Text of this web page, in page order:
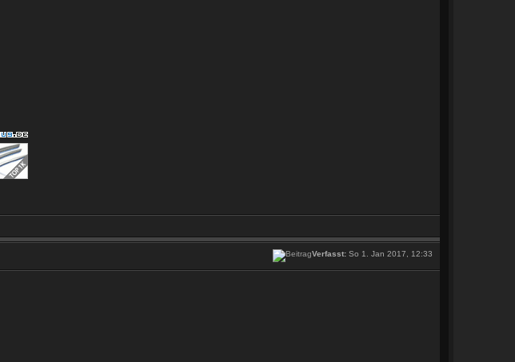
Verfasst:So 1. Jan 2017, 12:33